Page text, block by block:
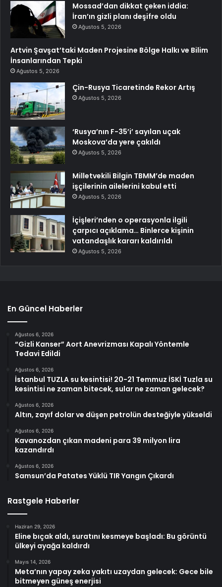
Mossad’dan dikkat çeken iddia:
İran’ın gizli planı deşifre oldu
Ağustos 5, 2026
Artvin Şavşat’taki Maden Projesine Bölge Halkı ve Bilim
İnsanlarından Tepki
Ağustos 5, 2026
Çin-Rusya Ticaretinde Rekor Artış
Ağustos 5, 2026
‘Rusya’nın F-35’i’ sayılan uçak
Moskova’da yere çakıldı
Ağustos 5, 2026
Milletvekili Bilgin TBMM’de maden
işçilerinin ailelerini kabul etti
Ağustos 5, 2026
İçişleri’nden o operasyonla ilgili
çarpıcı açıklama… Binlerce kişinin
vatandaşlık kararı kaldırıldı
Ağustos 5, 2026
En Güncel Haberler
Ağustos 6, 2026
“Gizli Kanser” Aort Anevrizması Kapalı Yöntemle
Tedavi Edildi
Ağustos 6, 2026
İstanbul TUZLA su kesintisi! 20-21 Temmuz İSKİ Tuzla su
kesintisi ne zaman bitecek, sular ne zaman gelecek?
Ağustos 6, 2026
Altın, zayıf dolar ve düşen petrolün desteğiyle yükseldi
Ağustos 6, 2026
Kavanozdan çıkan madeni para 39 milyon lira
kazandırdı
Ağustos 6, 2026
Samsun’da Patates Yüklü TIR Yangın Çıkardı
Rastgele Haberler
Haziran 29, 2026
Eline bıçak aldı, suratını kesmeye başladı: Bu görüntü
ülkeyi ayağa kaldırdı
Mayıs 14, 2026
Meta’nın yapay zeka yakıtı uzaydan gelecek: Gece bile
bitmeyen güneş enerjisi